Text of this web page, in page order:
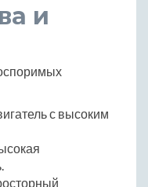
и
с высоким